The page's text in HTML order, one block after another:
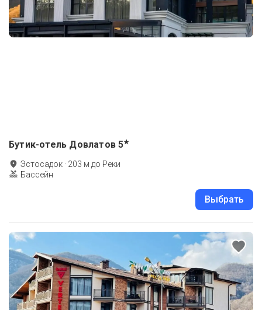
Бутик-отель Довлатов 5★
Эстосадок · 203 м до Реки
Бассейн
Выбрать